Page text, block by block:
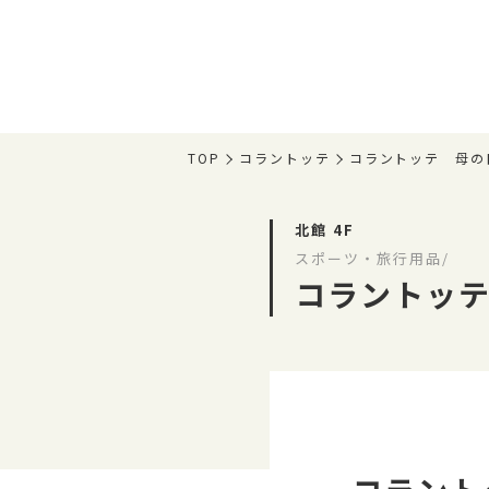
TOP コラントッテ コラントッテ 母の
北館 4F
スポーツ・旅行用品/
コラントッ